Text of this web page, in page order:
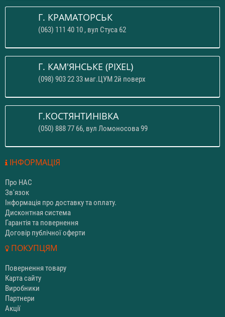
Г. КРАМАТОРСЬК
(063) 111 40 10 , вул Стуса 62
Г. КАМ'ЯНСЬКЕ (PIXEL)
(098) 903 22 33 маг.ЦУМ 2й поверх
Г.КОСТЯНТИНІВКА
(050) 888 77 66, вул Ломоносова 99
ІНФОРМАЦІЯ
Про НАС
Зв'язок
Інформація про доставку та оплату.
Дисконтная система
Гарантія та повернення
Договір публічної оферти
ПОКУПЦЯМ
Повернення товару
Карта сайту
Виробники
Партнери
Акції